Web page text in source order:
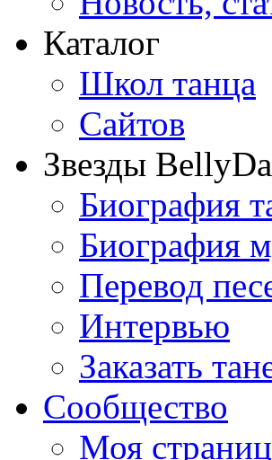
Каталог
Школ танца
Сайтов
Звезды
Биография
Биография
Перевод
Интервью
Заказать
Сообщество
Моя